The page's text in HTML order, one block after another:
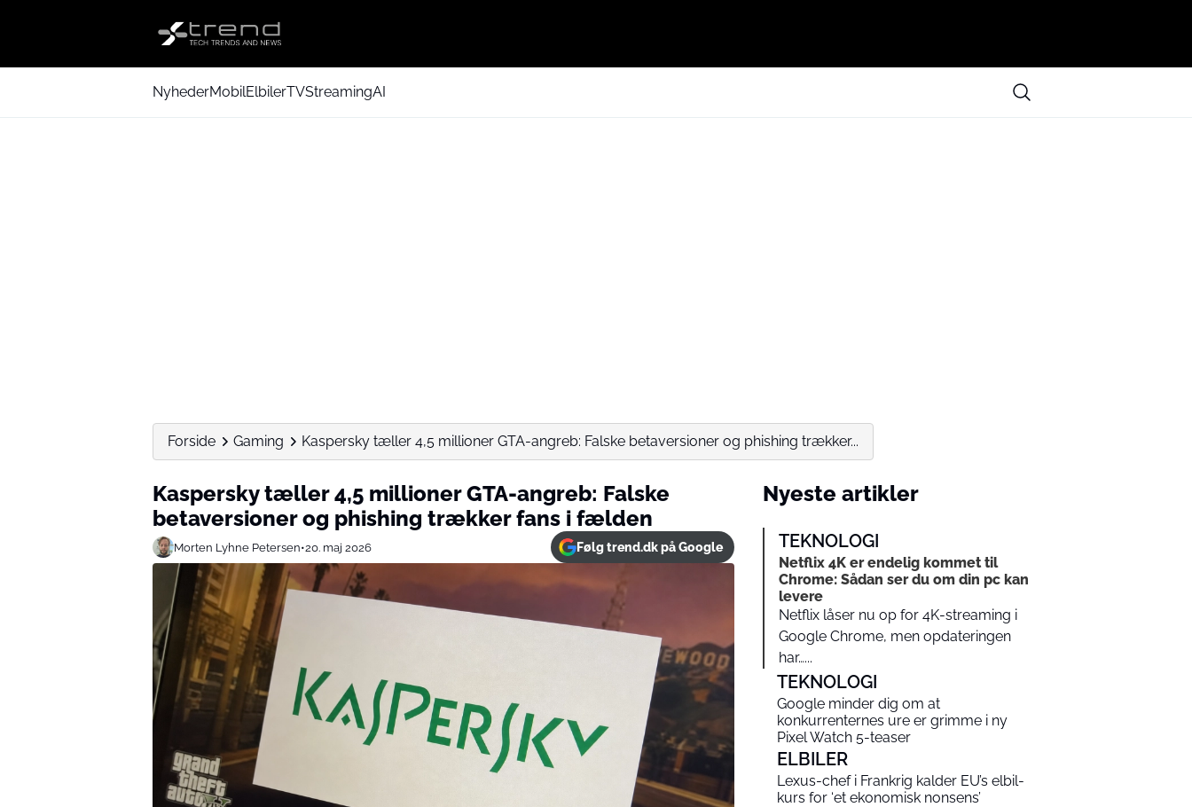
NyhederMobilElbilerTVStreamingAI
Forside Gaming Kaspersky tæller 4,5 millioner GTA-angreb: Falske betaversioner og phishing trækker...
Kaspersky tæller 4,5 millioner GTA-angreb: Falske
betaversioner og phishing trækker fans i fælden
Morten Lyhne Petersen•20. maj 2026 Følg trend.dk på Google
Nyeste artikler
TEKNOLOGI
Netflix 4K er endelig kommet til
Chrome: Sådan ser du om din pc kan
levere
Netflix låser nu op for 4K-streaming i
Google Chrome, men opdateringen
har…...
TEKNOLOGI
Google minder dig om at
konkurrenternes ure er grimme i ny
Pixel Watch 5-teaser
ELBILER
Lexus-chef i Frankrig kalder EU’s elbil-
kurs for ‘et ekonomisk nonsens’